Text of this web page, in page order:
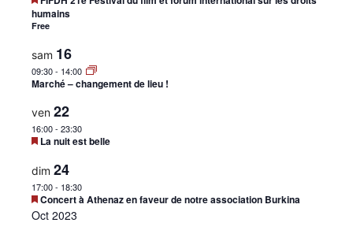
Genève
en
avant
humains
Free
sam 16
09:30- 14:00
Marché – changement de lieu !
ven 22
16:00- 23:30
Mis
avant
La nuit est belle
dim 24
17:00- 18:30
Mis
en
avant
Concert à Athenaz en faveur de notre association Burkina
Oct 2023